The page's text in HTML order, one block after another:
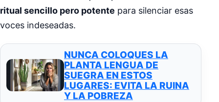
ritual sencillo pero potente para silenciar esas
voces indeseadas.
NUNCA COLOQUES LA
PLANTA LENGUA DE
SUEGRA EN ESTOS
LUGARES: EVITA LA RUINA
Y LA POBREZA